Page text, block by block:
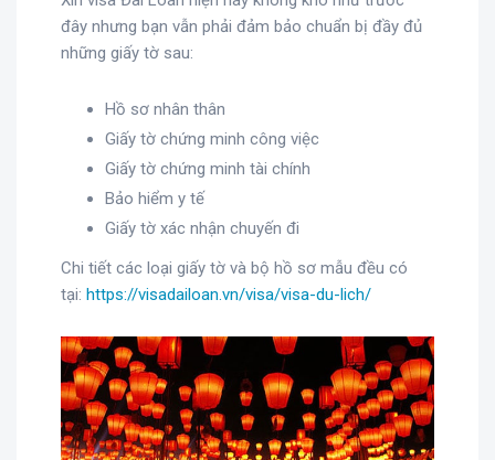
đây nhưng bạn vẫn phải đảm bảo chuẩn bị đầy đủ
những giấy tờ sau:
Hồ sơ nhân thân
Giấy tờ chứng minh công việc
Giấy tờ chứng minh tài chính
Bảo hiểm y tế
Giấy tờ xác nhận chuyến đi
Chi tiết các loại giấy tờ và bộ hồ sơ mẫu đều có
tại: https://visadailoan.vn/visa/visa-du-lich/